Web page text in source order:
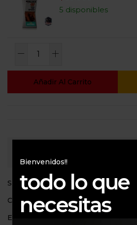
5 disponibles
Añadir Al Carrito
SKU:10052395
Categorías: Aceites de motor
Etiquetas:
Bienvenidos!!
todo lo que
necesitas